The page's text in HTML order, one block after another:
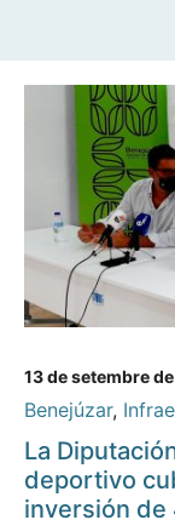
13 de setembre
Benejúzar,
La
deportivo
inversión de